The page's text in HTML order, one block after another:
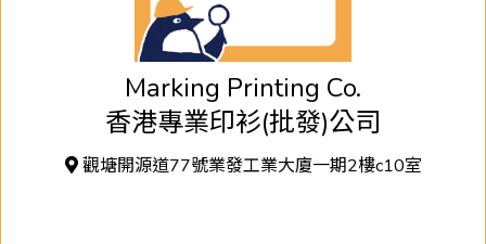
Marking Printing Co.
香港專業印衫(批發)公司
觀塘開源道77號業發工業大廈一期2樓c10室